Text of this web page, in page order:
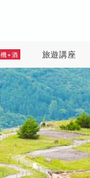
機+酒 旅遊講座